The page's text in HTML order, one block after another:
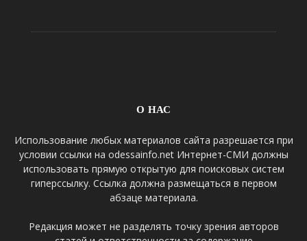
О НАС
Использование любых материалов сайта разрешается при
условии ссылки на odessainfo.net Интернет-СМИ должны
использовать прямую открытую для поисковых систем
гиперссылку. Ссылка должна размещаться в первом
абзаце материала.
Редакция может не разделять точку зрения авторов